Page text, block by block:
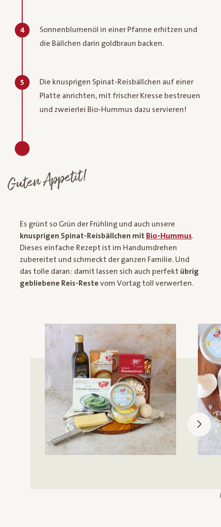
4
Sonnenblumenöl in einer Pfanne erhitzen und
die Bällchen darin goldbraun backen.
5
Die knusprigen Spinat-Reisbällchen auf einer
Platte anrichten, mit frischer Kresse bestreuen
und zweierlei Bio-Hummus dazu servieren!
Guten Appetit!
Es grünt so Grün der Frühling und auch unsere
knusprigen Spinat-Reisbällchen mit Bio-Hummus.
Dieses einfache Rezept ist im Handumdrehen
zubereitet und schmeckt der ganzen Familie. Und
das tolle daran: damit lassen sich auch perfekt übrig
gebliebene Reis-Reste vom Vortag toll verwerten.